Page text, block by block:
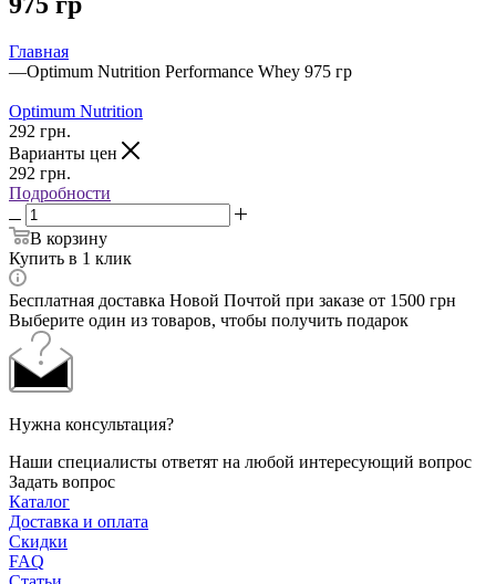
Главная
—Optimum Nutrition Performance Whey 975 гр
Optimum Nutrition
292 грн.
Варианты цен
292 грн.
Подробности
В корзину
Купить в 1 клик
Бесплатная доставка Новой Почтой при заказе от 1500 грн
Выберите один из товаров, чтобы получить подарок
Нужна консультация?
Наши специалисты ответят на любой интересующий вопрос
Задать вопрос
Каталог
Доставка и оплата
Скидки
FAQ